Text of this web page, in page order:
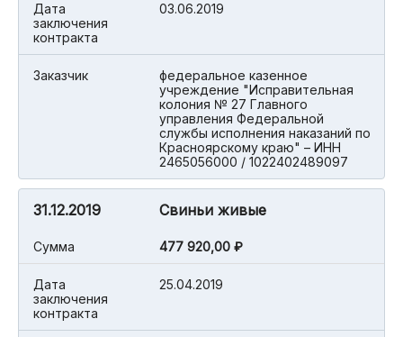
Дата
заключения
контракта
03.06.2019
Заказчик
федеральное казенное
учреждение "Исправительная
колония № 27 Главного
управления Федеральной
службы исполнения наказаний по
Красноярскому краю" – ИНН
2465056000 / 1022402489097
31.12.2019 Свиньи живые
Cумма 477 920,00 ₽
Дата
заключения
контракта
25.04.2019